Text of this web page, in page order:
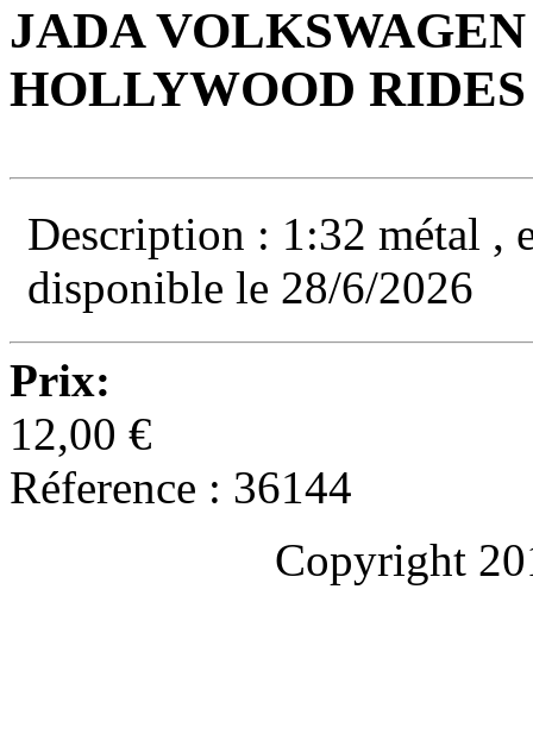
JADA
HOLLYWOOD RIDES
Description : 1:32 métal ,
disponible le 28/6/2026
Prix:
12,00 €
Réference : 36144
Copyright